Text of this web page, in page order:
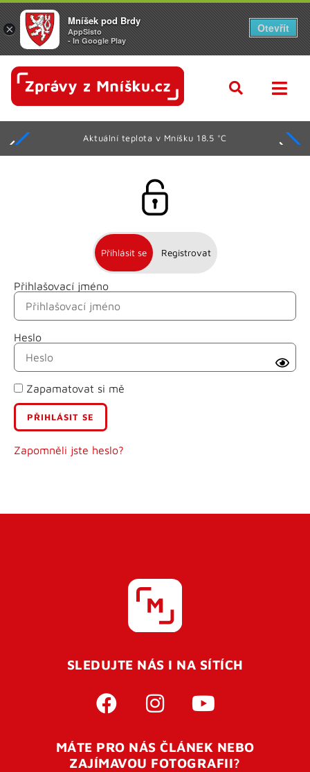
Aktuální teplota v Mníšku 18.5 °C
Přihlásit se Registrovat
Přihlašovací jméno
Heslo
Zapamatovat si mě
Zapomněli jste heslo?
Jméno
Příjmení
E-mail
Uživatelské jméno
Pro úspěšné dokončení registrace je potřeba
vaší e-mailovouadresu. Po úspěšném odeslání
otevření tohoto odkazu se váš účet ověří a můžete se
přihlásit. Nezapomeňte zkontrolovat složku SPAM ve
SLEDUJTE NÁS I NA SÍTÍCH
MÁTE PRO NÁS ČLÁNEK NEBO
ZAJÍMAVOU FOTOGRAFII?
×
Mníšek pod Brdy
AppSisto
- In Google Play
Otevřít